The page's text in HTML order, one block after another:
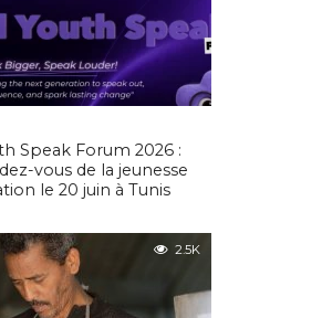
Speak Forum 2026 :
vous de la jeunesse
le 20 juin à Tunis
2.5K